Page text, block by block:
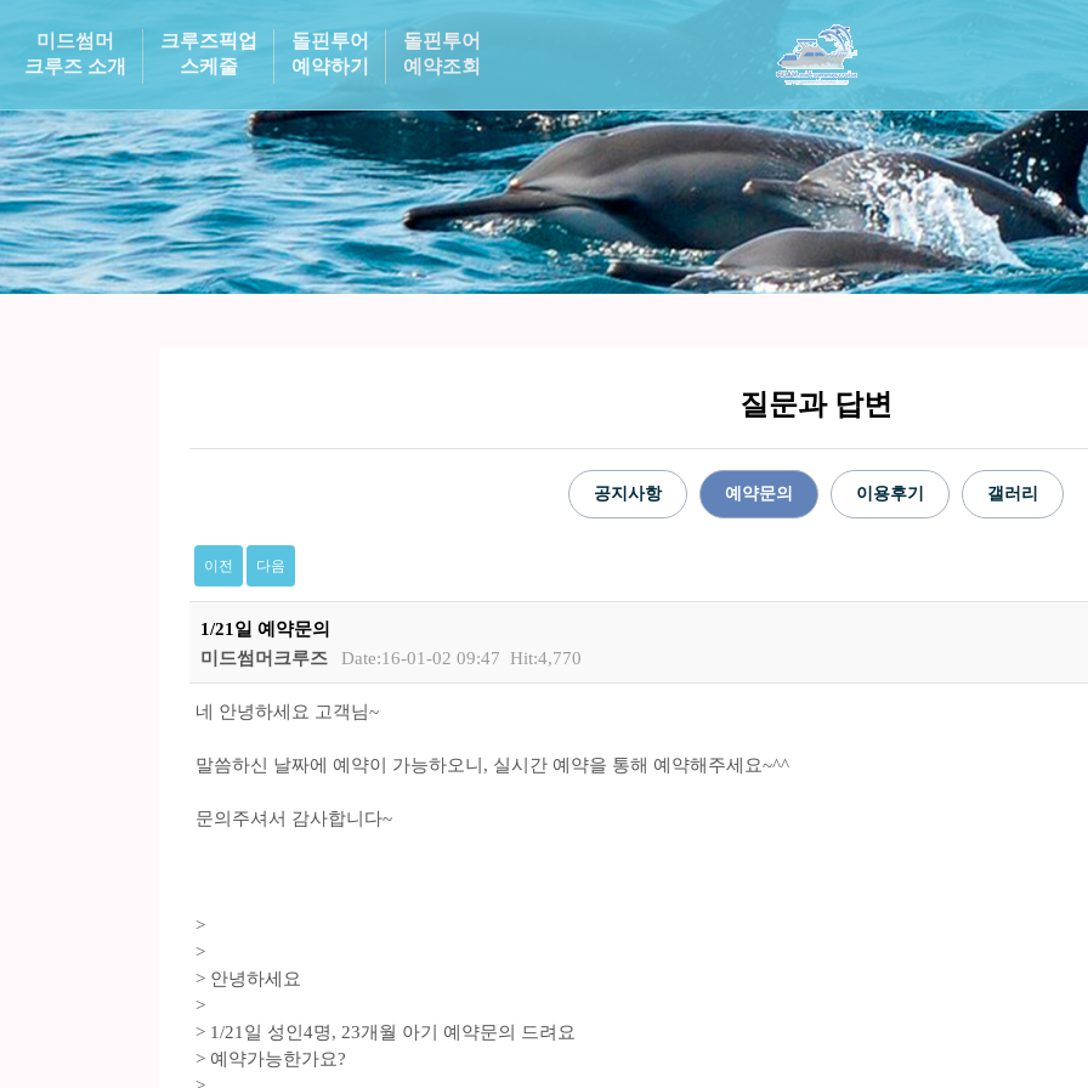
미드썸머
크루즈 소개
크루즈픽업
스케줄
돌핀투어
예약하기
돌핀투어
예약조회
질문과 답변
공지사항 예약문의 이용후기 갤러리
이전 다음
1/21일 예약문의
미드썸머크루즈
Date:16-01-02 09:47 Hit:4,770
네 안녕하세요 고객님~
말씀하신 날짜에 예약이 가능하오니, 실시간 예약을 통해 예약해주세요~^^
문의주셔서 감사합니다~
>
>
> 안녕하세요
>
> 1/21일 성인4명, 23개월 아기 예약문의 드려요
> 예약가능한가요?